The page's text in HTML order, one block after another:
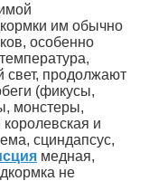
им обычно
особенно
свет, продолжают
(фикусы,
монстеры,
и
сциндапсус,
медная,
не